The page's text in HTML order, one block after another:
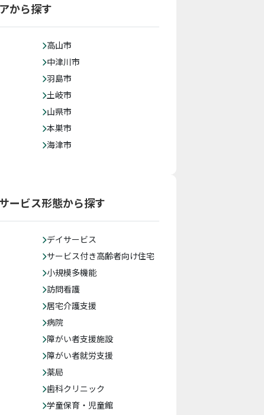
から探す
高山市
中津川市
羽島市
土岐市
山県市
本巣市
海津市
ービス形態から探す
デイサービス
サービス付き高齢者向け住宅
小規模多機能
訪問看護
居宅介護支援
病院
障がい者支援施設
障がい者就労支援
薬局
歯科クリニック
学童保育・児童館